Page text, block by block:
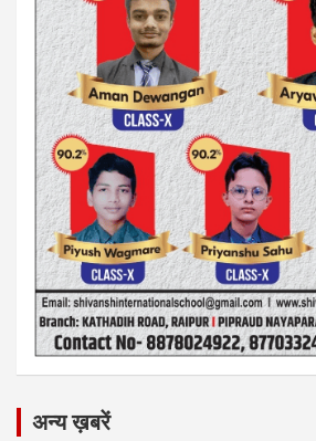
अन्य ख़बरें